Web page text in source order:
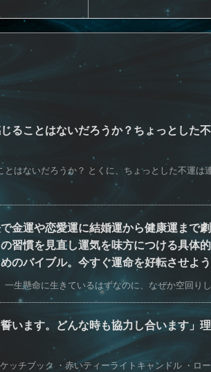
ることはないだろうか？ちょっとした
とはないだろうか？ とくに、ちょっとした不運は
金運や恋愛運に結婚運から健康運まで
習慣を見直し運気を味方につける具体
のバイブル。今すぐ運命を好転させよ
生懸命に生きているはずなのに、なぜか空回り
います。どんな時も協力し合います」
ッチブック ・赤いティーライトキャンドル ・ロ